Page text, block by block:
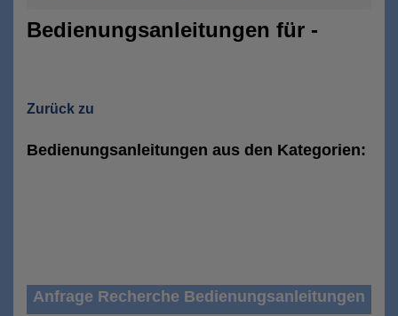
Bedienungsanleitungen für -
Zurück zu
Bedienungsanleitungen aus den Kategorien:
Anfrage Recherche Bedienungsanleitungen